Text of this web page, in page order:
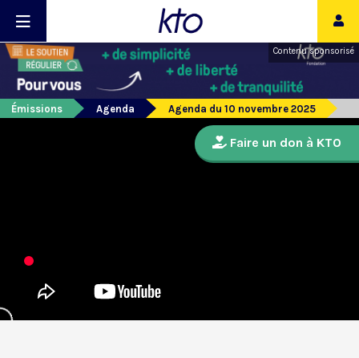
Contenu sponsorisé
Émissions Agenda Agenda du 10 novembre 2025
Faire un don à KTO